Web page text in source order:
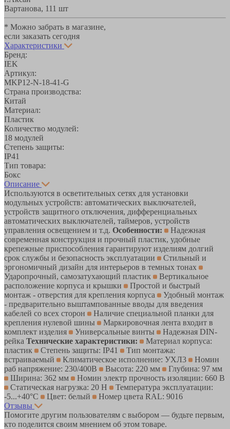
Вартанова, 111 шт
* Можно забрать в магазине,
если заказать сегодня
Характеристики
Бренд:
IEK
Артикул:
MKP12-N-18-41-G
Страна производства:
Китай
Материал:
Пластик
Количество модулей:
18 модулей
Степень защиты:
IP41
Тип товара:
Бокс
Описание
Используются в осветительных сетях для установки
модульных устройств: автоматических выключателей,
устройств защитного отключения, дифференциальных
автоматических выключателей, таймеров, устройств
управления освещением и т.д. Особенности:
Надежная
современная конструкция и прочный пластик, удобные
крепежные приспособления гарантируют изделиям долгий
срок службы и безопасность эксплуатации
Стильный и
эргономичный дизайн для интерьеров в темных тонах
Ударопрочный, самозатухающий пластик
Вертикальное
расположение корпуса и крышки
Простой и быстрый
монтаж - отверстия для крепления корпуса
Удобный монтаж
- предварительно выштампованные вводы для введения
кабелей со всех сторон
Наличие специальной планки для
крепления нулевой шины
Маркировочная лента входит в
комплект изделия
Универсальные винты
Надежная DIN-
рейка Технические характеристики:
Материал корпуса:
пластик
Степень защиты: IP41
Тип монтажа:
встраиваемый
Климатическое исполнение: УХЛ3
Номин
раб напряжение: 230/400В
Высота: 220 мм
Глубина: 97 мм
Ширина: 362 мм
Номин электр прочность изоляции: 660 В
Статическая нагрузка: 20 Н
Температура эксплуатации:
-5...+40°C
Цвет: белый
Номер цвета RAL: 9016
Отзывы
Помогите другим пользователям с выбором — будьте первым,
кто поделится своим мнением об этом товаре.